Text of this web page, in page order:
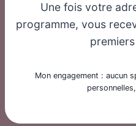
Une fois votre
programme, vous
Mon engagement : aucun